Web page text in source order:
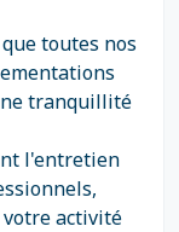
toutes nos
tranquillité
l'entretien
votre activité